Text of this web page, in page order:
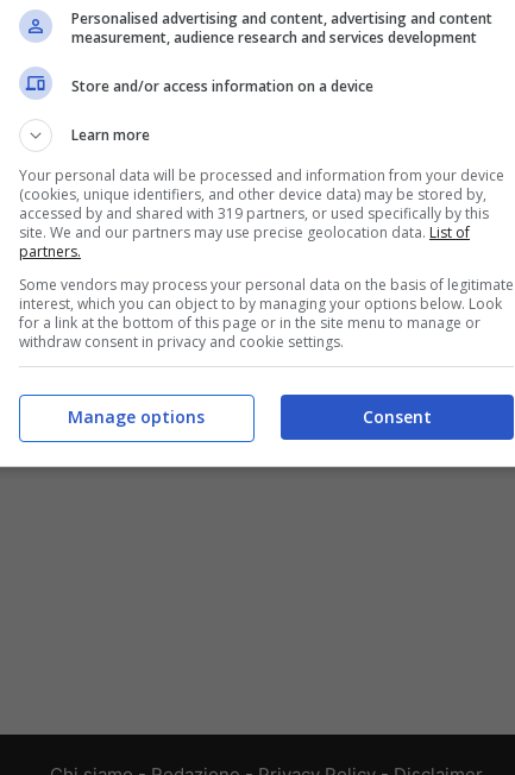
Palmas in
senza
cosa è
tra i due
Personalised advertising and content, advertising and content
measurement, audience research and services development
Store and/or access information on a device
Learn more
Your personal data will be processed and information from your device
(cookies, unique identifiers, and other device data) may be stored by,
accessed by and shared with 319 partners, or used specifically by this
site. We and our partners may use precise geolocation data. List of
partners.
Some vendors may process your personal data on the basis of legitimate
interest, which you can object to by managing your options below. Look
for a link at the bottom of this page or in the site menu to manage or
withdraw consent in privacy and cookie settings.
Consent
Manage options